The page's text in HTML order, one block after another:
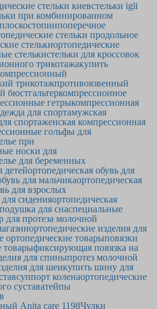
стельки киевстельки igli
при комбинированном
поперечное
стельки продольное
стелькиортопедические
стелькистельки для кроссовок
трикотажакупить
трикотажпротивоязвенный
бюстгальтеркомпрессионное
гетрыкомпрессионная
для спортамужская
спортаженская компрессионная
гольфы для
при
носки для
для беременных
детейортопедическая обувь для
для мальчикаортопедическая
для взрослых
сиденияортопедическая
для снаспециальные
для протеза молочной
ортопедические изделия для
ортопедические товарыповязки
товарыфиксирующая повязка на
для спиныпротез молочной
для шеикупить шину для
суппорт коленаортопедические
суставатейпы
Anita care 1198Чулки